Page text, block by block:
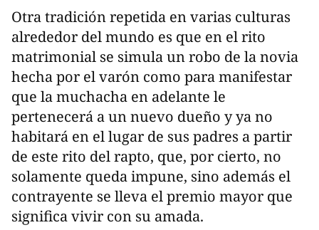
Otra tradición repetida en varias culturas
alrededor del mundo es que en el rito
matrimonial se simula un robo de la novia
hecha por el varón como para manifestar
que la muchacha en adelante le
pertenecerá a un nuevo dueño y ya no
habitará en el lugar de sus padres a partir
de este rito del rapto, que, por cierto, no
solamente queda impune, sino además el
contrayente se lleva el premio mayor que
significa vivir con su amada.